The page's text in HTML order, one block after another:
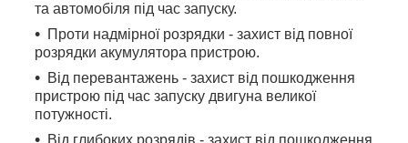
та автомобіля під час запуску.
Проти надмірної розрядки - захист від повної
розрядки акумулятора пристрою.
Від перевантажень - захист від пошкодження
пристрою під час запуску двигуна великої
потужності.
Від глибоких розрядів - захист від пошкодження